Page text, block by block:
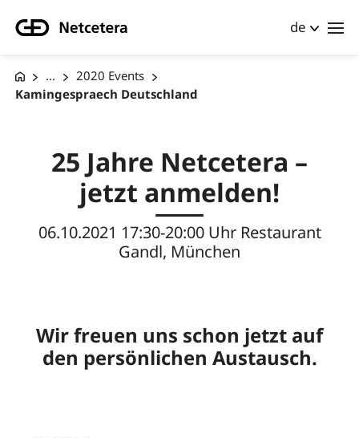
de
...
2020 Events
Kamingespraech Deutschland
25 Jahre Netcetera –
jetzt anmelden!
06.10.2021 17:30-20:00 Uhr Restaurant
Gandl, München
Wir freuen uns schon jetzt auf
den persönlichen Austausch.